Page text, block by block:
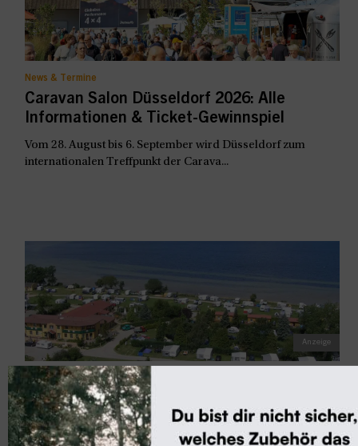
News & Termine
Caravan Salon Düsseldorf 2026: Alle
Informationen & Ticket-Gewinnspiel
Vom 28. August bis 6. September wird Düsseldorf zum
internationalen Treffpunkt der Carava...
Ausflugstipps & Kurztrips
Ostseecamping Ferienpark Zierow:
Camping mit Meerblick